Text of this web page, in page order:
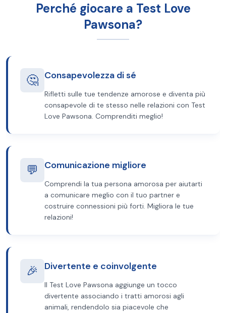
Perché giocare a Test Love
Pawsona?
🤔 Consapevolezza di sé
Rifletti sulle tue tendenze amorose e diventa più
consapevole di te stesso nelle relazioni con Test
Love Pawsona. Comprenditi meglio!
💬 Comunicazione migliore
Comprendi la tua persona amorosa per aiutarti
a comunicare meglio con il tuo partner e
costruire connessioni più forti. Migliora le tue
relazioni!
🎉 Divertente e coinvolgente
Il Test Love Pawsona aggiunge un tocco
divertente associando i tratti amorosi agli
animali, rendendolo sia piacevole che